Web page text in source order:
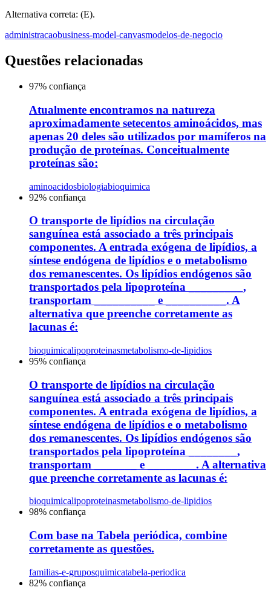
Alternativa correta: (E).
administracaobusiness-model-canvasmodelos-de-negocio
Questões relacionadas
97% confiança
Atualmente encontramos na natureza
aproximadamente setecentos aminoácidos, mas
apenas 20 deles são utilizados por mamíferos na
produção de proteínas. Conceitualmente
proteínas são:
aminoacidosbiologiabioquimica
92% confiança
O transporte de lipídios na circulação
sanguínea está associado a três principais
componentes. A entrada exógena de lipídios, a
síntese endógena de lipídios e o metabolismo
dos remanescentes. Os lipídios endógenos são
transportados pela lipoproteína _________,
transportam __________ e __________. A
alternativa que preenche corretamente as
lacunas é:
bioquimicalipoproteinasmetabolismo-de-lipidios
95% confiança
O transporte de lipídios na circulação
sanguínea está associado a três principais
componentes. A entrada exógena de lipídios, a
síntese endógena de lipídios e o metabolismo
dos remanescentes. Os lipídios endógenos são
transportados pela lipoproteína ________,
transportam _______ e ________. A alternativa
que preenche corretamente as lacunas é:
bioquimicalipoproteinasmetabolismo-de-lipidios
98% confiança
Com base na Tabela periódica, combine
corretamente as questões.
familias-e-gruposquimicatabela-periodica
82% confiança